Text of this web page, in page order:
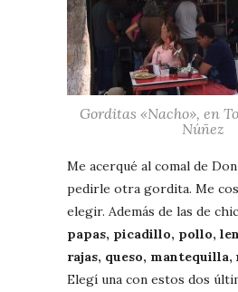
Gorditas «Nacho», en
Núñez
Me acerqué al comal de
pedirle otra gordita. Me
elegir. Además de las de
papas, picadillo, pollo,
rajas, queso,
Elegí una con estos dos